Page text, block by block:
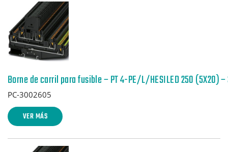
Borne de carril para fusible – PT 4-PE/L/HESILED 250 (5X20)
PC-3002605
VER MÁS